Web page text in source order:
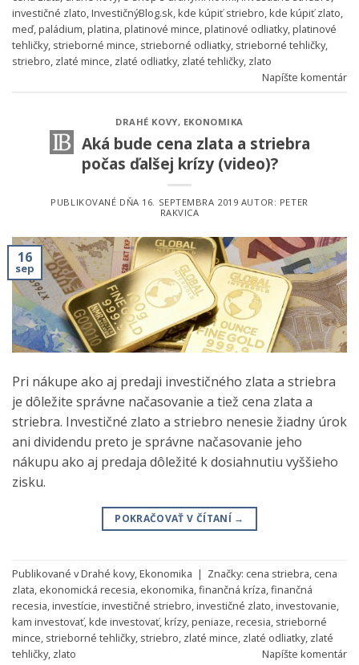
investičné zlato,InvestičnýBlog.sk,kde kúpiť striebro,kde kúpiť zlato,
meď,paládium,platina,platinové mince,platinové odliatky,platinové
tehličky, strieborné mince, strieborné odliatky, strieborné tehličky,
striebro, zlaté mince, zlaté odliatky, zlaté tehličky, zlato
Napíšte komentár
DRAHÉ KOVY, EKONOMIKA
Aká bude cena zlata a striebra
počas ďalšej krízy (video)?
PUBLIKOVANÉ DŇA 16. SEPTEMBRA 2019 AUTOR: PETER
RAKVICA
16
sep
Pri nákupe ako aj predaji investičného zlata a striebra
je dôležite správne načasovanie a tiež cena zlata a
striebra. Investičné zlato a striebro nenesie žiadny úrok
ani dividendu preto je správne načasovanie jeho
nákupu ako aj predaja dôležité k dosiahnutiu vyššieho
zisku.
POKRAČOVAŤ V ČÍTANÍ →
Publikované vDrahé kovy,Ekonomika | Značky: cena striebra, cena
zlata, ekonomická recesia, ekonomika,finančná kríza,finančná
recesia,investície,investičné striebro,investičné zlato,investovanie,
kam investovať,kde investovať,krízy,peniaze,recesia, strieborné
mince, strieborné tehličky, striebro, zlaté mince, zlaté odliatky, zlaté
tehličky, zlato Napíšte komentár